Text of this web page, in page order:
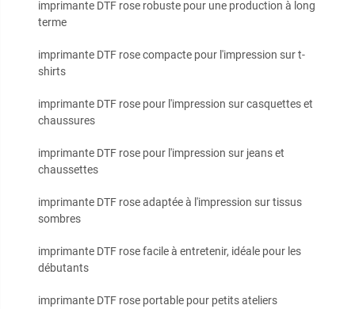
imprimante DTF rose robuste pour une production à long
terme
imprimante DTF rose compacte pour l'impression sur t-
shirts
imprimante DTF rose pour l'impression sur casquettes et
chaussures
imprimante DTF rose pour l'impression sur jeans et
chaussettes
imprimante DTF rose adaptée à l'impression sur tissus
sombres
imprimante DTF rose facile à entretenir, idéale pour les
débutants
imprimante DTF rose portable pour petits ateliers